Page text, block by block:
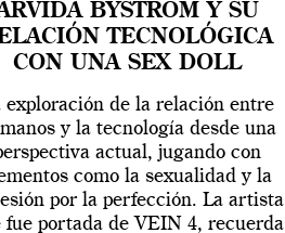
BYSTRÖM Y SU
TECNOLÓGICA
CON UNA SEX DOLL
exploración de la relación entre
y la tecnología desde una
actual, jugando con
como la sexualidad y la
por la perfección. La artista
fue portada de VEIN 4, recuerda